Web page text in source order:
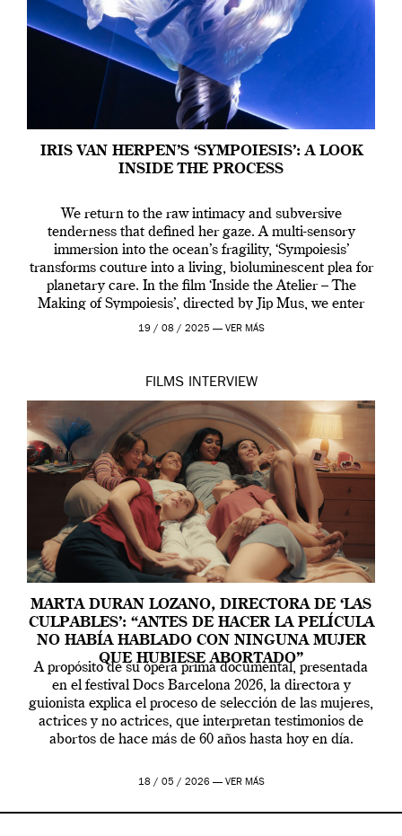
IRIS VAN HERPEN’S ‘SYMPOIESIS’: A LOOK
INSIDE THE PROCESS
We return to the raw intimacy and subversive
tenderness that defined her gaze. A multi-sensory
immersion into the ocean’s fragility, ‘Sympoiesis’
transforms couture into a living, bioluminescent plea for
planetary care. In the film ‘Inside the Atelier – The
Making of Sympoiesis’, directed by Jip Mus, we enter
the sacred space where Iris van Herpen’s […]
19 / 08 / 2025 — VER MÁS
FILMS INTERVIEW
MARTA DURAN LOZANO, DIRECTORA DE ‘LAS
CULPABLES’: “ANTES DE HACER LA PELÍCULA
NO HABÍA HABLADO CON NINGUNA MUJER
QUE HUBIESE ABORTADO”
A propósito de su ópera prima documental, presentada
en el festival Docs Barcelona 2026, la directora y
guionista explica el proceso de selección de las mujeres,
actrices y no actrices, que interpretan testimonios de
abortos de hace más de 60 años hasta hoy en día.
18 / 05 / 2026 — VER MÁS